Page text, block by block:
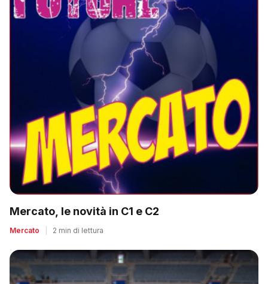
Mercato, le novità in C1 e C2
Mercato 2 min di lettura